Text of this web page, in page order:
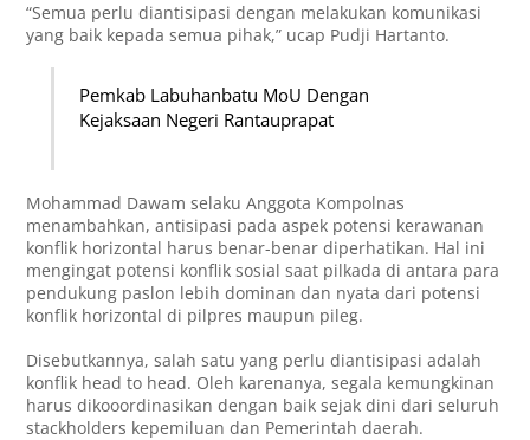
“Semua perlu diantisipasi dengan melakukan komunikasi
yang baik kepada semua pihak,” ucap Pudji Hartanto.
Pemkab Labuhanbatu MoU Dengan
Kejaksaan Negeri Rantauprapat
Mohammad Dawam selaku Anggota Kompolnas
menambahkan, antisipasi pada aspek potensi kerawanan
konflik horizontal harus benar-benar diperhatikan. Hal ini
mengingat potensi konflik sosial saat pilkada di antara para
pendukung paslon lebih dominan dan nyata dari potensi
konflik horizontal di pilpres maupun pileg.
Disebutkannya, salah satu yang perlu diantisipasi adalah
konflik head to head. Oleh karenanya, segala kemungkinan
harus dikooordinasikan dengan baik sejak dini dari seluruh
stackholders kepemiluan dan Pemerintah daerah.